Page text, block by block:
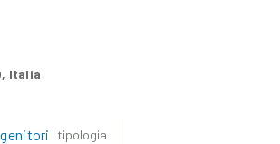
Italia
tipologia